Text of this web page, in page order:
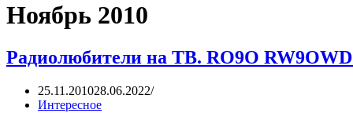
Ноябрь 2010
Радиолюбители на ТВ. RO9O
25.11.201028.06.2022
Интересное